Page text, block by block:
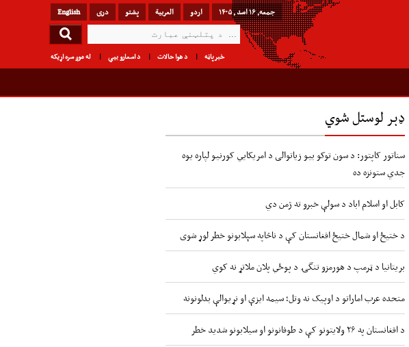
English دری پشتو العربیة اردو جمعه, ۱۶ اسد , ۱۴۰۵
له موږ سره اړیکه د اسعارو بیې د هوا حالات خبرپاڼه
ډېر لوستل شوي
سناتور کاپتور: د سون توکو بیو زیاتوالی د امریکایي کورنیو لپاره یوه
جدي ستونزه ده
کابل او اسلام اباد د سولې خبرو ته ژمن دي
د ختیځ او شمال ختیځ افغانستان کې د ناڅاپه سېلابونو خطر لوړ شوی
بریتانیا د ټرمپ د هورمزو تنگۍ د پوځي پلان ملاتړ نه کوي
متحده عرب اماراتو د اوپیک نه وتل؛ سیمه ایزې او نړیوالې بدلونونه
د افغانستان په ۲۶ ولایتونو کې د طوفانونو او سیلابونو شدید خطر